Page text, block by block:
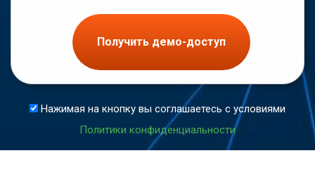
Получить демо-доступ
Нажимая на кнопку вы соглашаетесь с условиями
Политики конфиденциальности